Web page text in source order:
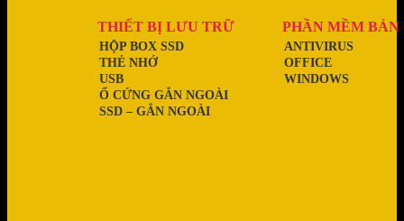
THIẾT BỊ LƯU TRỮ
SSD – GẮN NGOÀI
Ổ CỨNG GẮN NGOÀI
USB
THẺ NHỚ
HỘP BOX SSD
PHẦN MỀM BẢN
WINDOWS
OFFICE
ANTIVIRUS